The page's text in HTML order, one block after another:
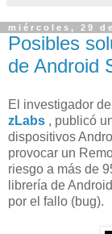
miércoles, 29
Posibles
de Android
El investigador
zLabs , publicó
dispositivos
provocar un
riesgo a más de
librería de
por el fallo (bug).